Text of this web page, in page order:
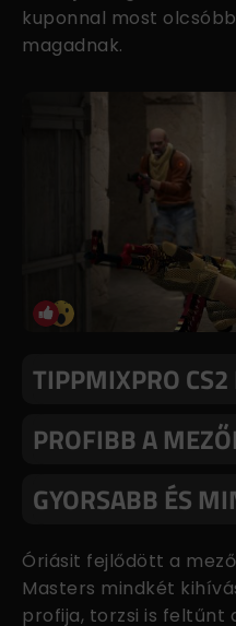
kuponnal most
magadnak.
TIPPMIXPRO CS2
PROFIBB A
GYORSABB ÉS
Óriásit fejlődött a
Masters mindkét
profija, torzsi is feltűnt